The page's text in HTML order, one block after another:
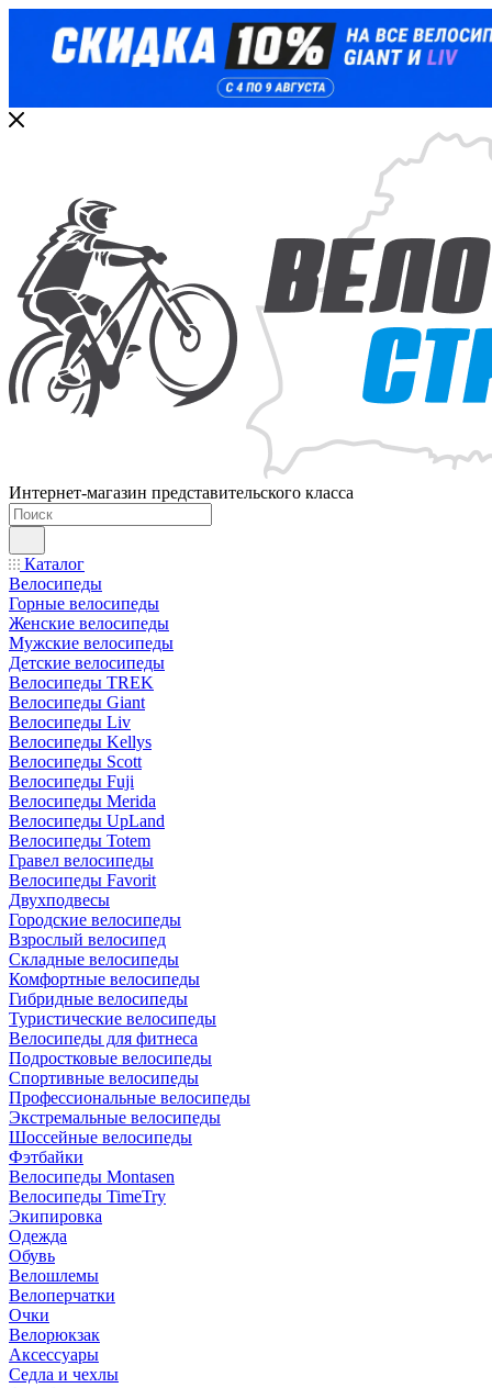
Интернет-магазин представительского класса
Каталог
Велосипеды
Горные велосипеды
Женские велосипеды
Мужские велосипеды
Детские велосипеды
Велосипеды TREK
Велосипеды Giant
Велосипеды Liv
Велосипеды Kellys
Велосипеды Scott
Велосипеды Fuji
Велосипеды Merida
Велосипеды UpLand
Велосипеды Totem
Гравел велосипеды
Велосипеды Favorit
Двухподвесы
Городские велосипеды
Взрослый велосипед
Складные велосипеды
Комфортные велосипеды
Гибридные велосипеды
Туристические велосипеды
Велосипеды для фитнеса
Подростковые велосипеды
Спортивные велосипеды
Профессиональные велосипеды
Экстремальные велосипеды
Шоссейные велосипеды
Фэтбайки
Велосипеды Montasen
Велосипеды TimeTry
Экипировка
Одежда
Обувь
Велошлемы
Велоперчатки
Очки
Велорюкзак
Аксессуары
Седла и чехлы